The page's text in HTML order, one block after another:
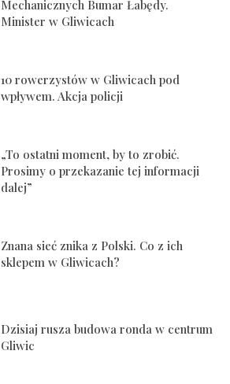
Mechanicznych Bumar Łabędy.
Minister w Gliwicach
10 rowerzystów w Gliwicach pod
wpływem. Akcja policji
„To ostatni moment, by to zrobić.
Prosimy o przekazanie tej informacji
dalej”
Znana sieć znika z Polski. Co z ich
sklepem w Gliwicach?
Dzisiaj rusza budowa ronda w centrum
Gliwic